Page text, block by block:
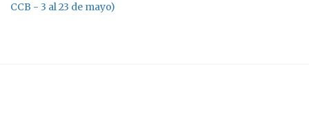
CCB - 3 al 23 de mayo)